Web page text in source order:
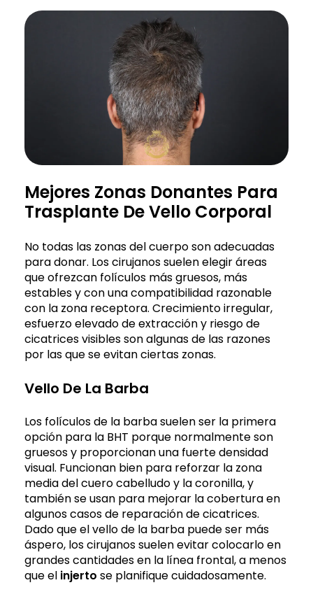
Mejores Zonas Donantes Para
Trasplante De Vello Corporal
No todas las zonas del cuerpo son adecuadas
para donar. Los cirujanos suelen elegir áreas
que ofrezcan folículos más gruesos, más
estables y con una compatibilidad razonable
con la zona receptora. Crecimiento irregular,
esfuerzo elevado de extracción y riesgo de
cicatrices visibles son algunas de las razones
por las que se evitan ciertas zonas.
Vello De La Barba
Los folículos de la barba suelen ser la primera
opción para la BHT porque normalmente son
gruesos y proporcionan una fuerte densidad
visual. Funcionan bien para reforzar la zona
media del cuero cabelludo y la coronilla, y
también se usan para mejorar la cobertura en
algunos casos de reparación de cicatrices.
Dado que el vello de la barba puede ser más
áspero, los cirujanos suelen evitar colocarlo en
grandes cantidades en la línea frontal, a menos
que el injerto se planifique cuidadosamente.